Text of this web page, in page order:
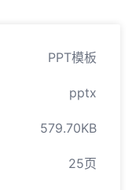
PPT模板
pptx
579.70KB
25页